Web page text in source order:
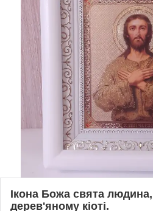
Ікона Божа свята
дерев'яному кіоті.